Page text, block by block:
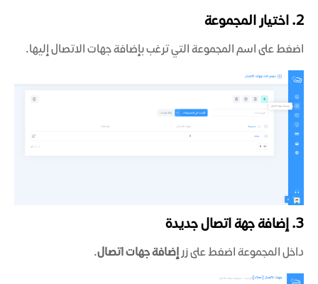
2. اختيار المجموعة
اضغط على اسم المجموعة التي ترغب بإضافة جهات الاتصال إليها.
3. إضافة جهة اتصال جديدة
داخل المجموعة اضغط على زر إضافة جهات اتصال.